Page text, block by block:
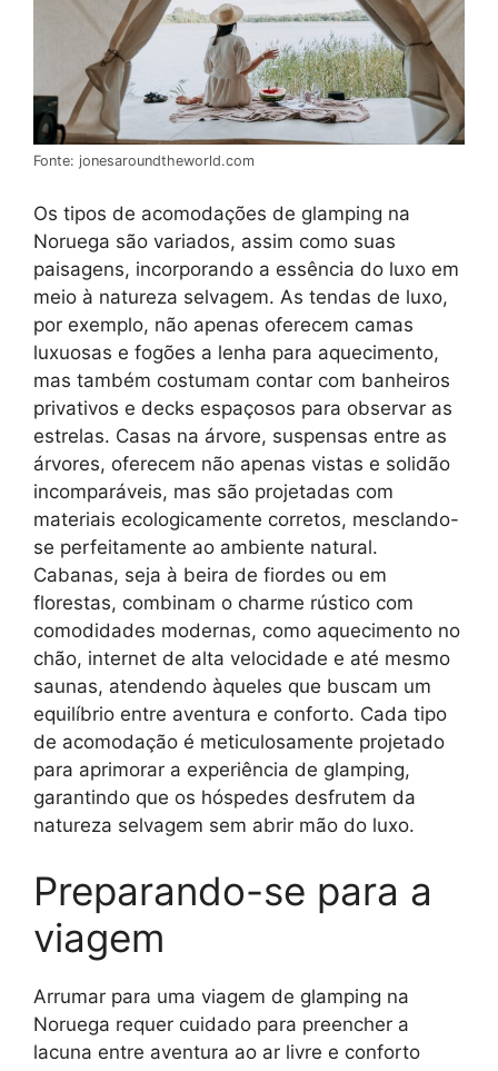
Fonte: jonesaroundtheworld.com
Os tipos de acomodações de glamping na
Noruega são variados, assim como suas
paisagens, incorporando a essência do luxo em
meio à natureza selvagem. As tendas de luxo,
por exemplo, não apenas oferecem camas
luxuosas e fogões a lenha para aquecimento,
mas também costumam contar com banheiros
privativos e decks espaçosos para observar as
estrelas. Casas na árvore, suspensas entre as
árvores, oferecem não apenas vistas e solidão
incomparáveis, mas são projetadas com
materiais ecologicamente corretos, mesclando-
se perfeitamente ao ambiente natural.
Cabanas, seja à beira de fiordes ou em
florestas, combinam o charme rústico com
comodidades modernas, como aquecimento no
chão, internet de alta velocidade e até mesmo
saunas, atendendo àqueles que buscam um
equilíbrio entre aventura e conforto. Cada tipo
de acomodação é meticulosamente projetado
para aprimorar a experiência de glamping,
garantindo que os hóspedes desfrutem da
natureza selvagem sem abrir mão do luxo.
Preparando-se para a
viagem
Arrumar para uma viagem de glamping na
Noruega requer cuidado para preencher a
lacuna entre aventura ao ar livre e conforto